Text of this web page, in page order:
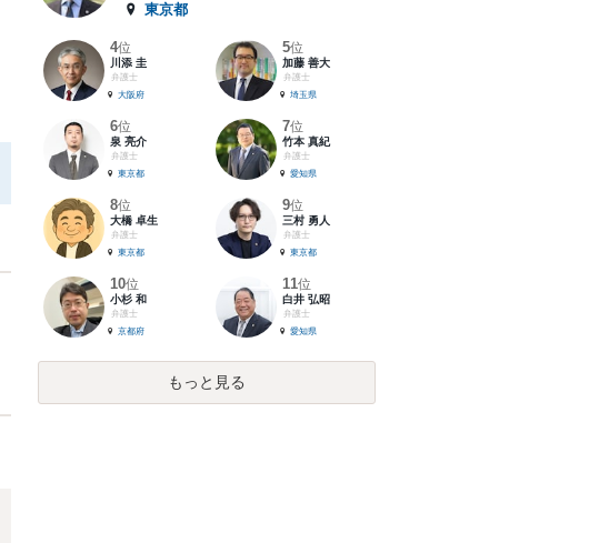
東京都
4位
川添 圭
弁護士
大阪府
5位
加藤 善大
弁護士
埼玉県
6位
泉 亮介
弁護士
東京都
7位
竹本 真紀
弁護士
愛知県
8位
大橋 卓生
弁護士
東京都
9位
三村 勇人
弁護士
東京都
10位
小杉 和
弁護士
京都府
11位
白井 弘昭
弁護士
愛知県
もっと見る